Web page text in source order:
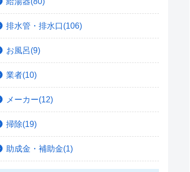
排水管・排水口(106)
お風呂(9)
業者(10)
メーカー(12)
掃除(19)
助成金・補助金(1)